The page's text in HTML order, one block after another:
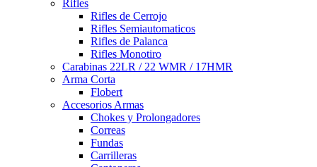
Rifles
Rifles de Cerrojo
Rifles Semiautomaticos
Rifles de Palanca
Rifles Monotiro
Carabinas 22LR / 22 WMR / 17HMR
Arma Corta
Flobert
Accesorios Armas
Chokes y Prolongadores
Correas
Fundas
Carrilleras